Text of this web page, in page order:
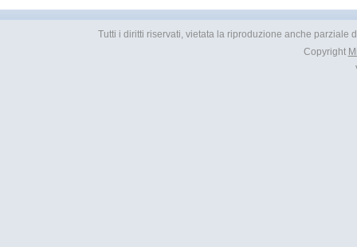
Tutti i diritti riservati, vietata la riproduzione anche parziale
Copyright